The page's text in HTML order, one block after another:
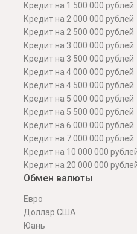
Кредит на 1 500 000 рублей
Кредит на 2 000 000 рублей
Кредит на 2 500 000 рублей
Кредит на 3 000 000 рублей
Кредит на 3 500 000 рублей
Кредит на 4 000 000 рублей
Кредит на 4 500 000 рублей
Кредит на 5 000 000 рублей
Кредит на 5 500 000 рублей
Кредит на 6 000 000 рублей
Кредит на 7 000 000 рублей
Кредит на 10 000 000
Кредит на 20 000 000
Обмен валюты
Евро
Доллар США
Юань